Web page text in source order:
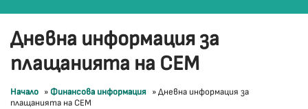
Дневна информация за
плащанията на СЕМ
Начало » Финансова информация »Дневна информация за
плащанията на СЕМ